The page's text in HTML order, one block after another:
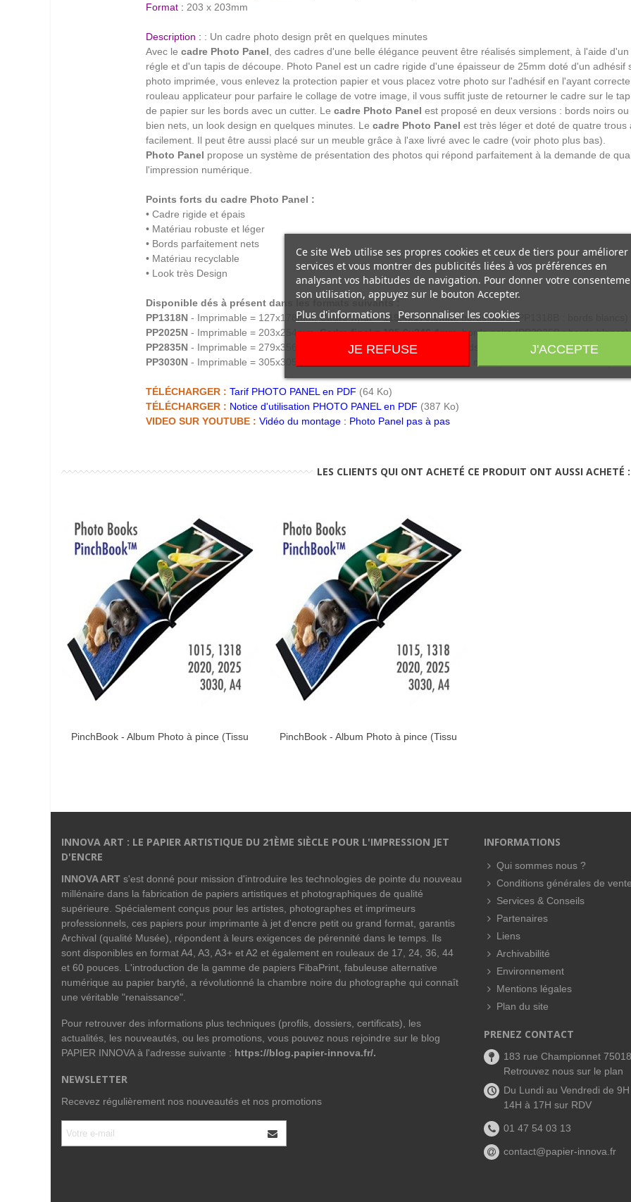
Format : 203 x 203mm
Description : : Un cadre photo design prêt en quelques minutes
Avec le cadre Photo Panel , des cadres d'une belle élégance peuvent être réalisés simplement, à l'aide
régle et d'un tapis de découpe. Photo Panel est un cadre rigide d'une épaisseur de 25mm doté d'un
photo imprimée, vous enlevez la protection papier et vous placez votre photo sur l'adhésif en l'ayant
rouleau applicateur pour parfaire le collage de votre image, il vous suffit juste de retourner le cadre sur le
de papier sur les bords avec un cutter. Le cadre Photo Panel est proposé en deux versions : bords noirs
bien nets, un look design en quelques minutes. Le cadre Photo Panel est très léger et doté de quatre
facilement. Il peut être aussi placé sur un meuble grâce à l'axe livré avec le cadre (voir photo plus bas).
Photo Panel propose un système de présentation des photos qui répond parfaitement à la demande de
l'impression numérique.
Points forts du cadre Photo Panel :
• Cadre rigide et épais
• Matériau robuste et léger
• Bords parfaitement nets
• Matériau recyclable
• Look très Design
Disponible dés à présent dans les formats suivants :
PP1318N - Imprimable = 127x178mm, Cadre final = 119,4x170,2mm, bords noirs (PP1318B : bords blancs)
PP2025N - Imprimable = 203x254mm,Cadre final = 195,6x246,4mm, bords noirs (PP2025B : bords blancs)
PP2835N - Imprimable = 279x356mm, Cadre final = 271,8x348mm
, bords noirs (PP2835B : bords blancs)
PP3030N - Imprimable = 305x305mm,
TÉLÉCHARGER : Tarif PHOTO PANEL en PDF (64 Ko)
TÉLÉCHARGER : Notice d'utilisation PHOTO PANEL en PDF (387 Ko)
VIDEO SUR YOUTUBE : Vidéo du montage : Photo Panel pas à pas
LES CLIENTS QUI ONT ACHETÉ CE PRODUIT ONT AUSSI ACHETÉ :
AIMER
PinchBook - Album Photo à pince (Tissu
AIMER
PinchBook - Album Photo à pince (Tissu
INNOVA ART : LE PAPIER ARTISTIQUE DU 21ÈME SIÈCLE POUR L'IMPRESSION JET
D'ENCRE
INNOVA ART s'est donné pour mission d'introduire les technologies de pointe du nouveau
millénaire dans la fabrication de papiers artistiques et photographiques de qualité
supérieure. Spécialement conçus pour les artistes, photographes et imprimeurs
professionnels, ces papiers pour imprimante à jet d'encre petit ou grand format, garantis
Archival (qualité Musée), répondent à leurs exigences de pérennité dans le temps. Ils
sont disponibles en format A4, A3, A3+ et A2 et également en rouleaux de 17, 24, 36, 44
et 60 pouces. L'introduction de la gamme de papiers FibaPrint, fabuleuse alternative
numérique au papier baryté, a révolutionné la chambre noire du photographe qui connaît
une véritable "renaissance".
Pour retrouver des informations plus techniques (profils, dossiers, certificats), les
actualités, les nouveautés, ou les promotions, vous pouvez nous rejoindre sur le blog
PAPIER INNOVA à l'adresse suivante : https://blog.papier-innova.fr/.
NEWSLETTER
Recevez régulièrement nos nouveautés et nos promotions
INFORMATIONS
Qui sommes nous ?
Conditions générales de
Services & Conseils
Partenaires
Liens
Archivabilité
Environnement
Mentions légales
Plan du site
PRENEZ CONTACT
183 rue Championnet
Retrouvez nous sur le plan
Du Lundi au Vendredi de
14H à 17H sur RDV
01 47 54 03 13
contact@papier-innova.fr
Ce site Web utilise ses propres cookies et ceux de tiers pour améliorer
services et vous montrer des publicités liées à vos préférences en
analysant vos habitudes de navigation. Pour donner votre
son utilisation, appuyez sur le bouton Accepter.
Plus d'informations Personnaliser les cookies
JE REFUSE J'ACCEPTE